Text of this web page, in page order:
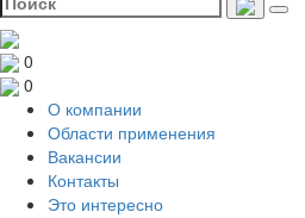
0
0
О компании
Области применения
Вакансии
Контакты
Это интересно